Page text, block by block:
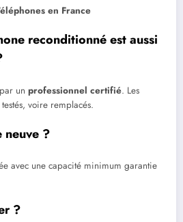
en France
reconditionné est aussi
un professionnel certifié. Les
voire remplacés.
neuve ?
avec une capacité minimum garantie
?